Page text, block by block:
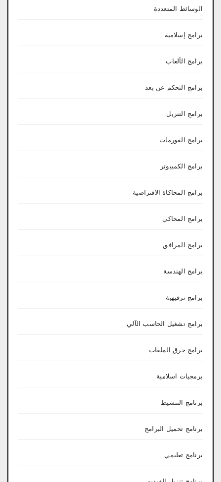
الوسائط المتعددة
برامج إسلامية
برامج الألعاب
برامج التحكم عن بعد
برامج التنزيل
برامج الفورمات
برامج الكمبيوتر
برامج المحاكاة الافتراضية
برامج المحاكي
برامج المرافق
برامج الهندسة
برامج ترفيهية
برامج تشغيل الحاسب الآلي
برامج حرق الملفات
برمجيات اسلامية
برنامج التنشيط
برنامج تحميل البرامج
برنامج تعليمي